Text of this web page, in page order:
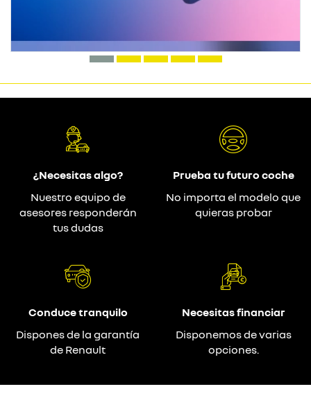
¿Necesitas algo?
Nuestro equipo de
asesores responderán
tus dudas
Prueba tu futuro coche
No importa el modelo que
quieras probar
Conduce tranquilo
Dispones de la garantía
de Renault
Necesitas financiar
Disponemos de varias
opciones.